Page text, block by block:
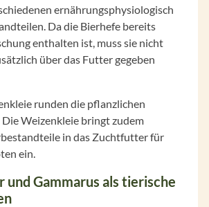
ernährungsphysiologisch
Da die Bierhefe bereits
enthalten ist, muss sie nicht
über das Futter gegeben
runden die pflanzlichen
Weizenkleie bringt zudem
in das Zuchtfutter für
ein.
Gammarus als tierische